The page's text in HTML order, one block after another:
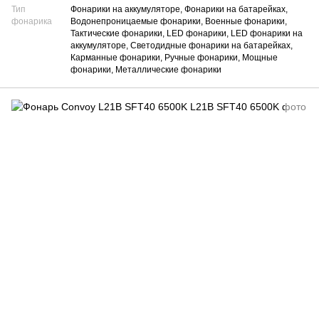
Тип
фонарика
Фонарики на аккумуляторе, Фонарики на батарейках,
Водонепроницаемые фонарики, Военные фонарики,
Тактические фонарики, LED фонарики, LED фонарики на
аккумуляторе, Светодидные фонарики на батарейках,
Карманные фонарики, Ручные фонарики, Мощные
фонарики, Металлические фонарики